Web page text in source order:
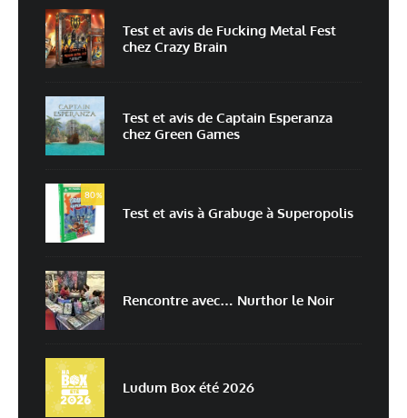
E-mail*
Enregistrer mon nom, mon e-mail et mon site dans le navigateur pour
mon prochain commentaire.
Prévenez-moi de tous les nouveaux commentaires par e-mail.
Prévenez-moi de tous les nouveaux articles par e-mail.
traitées
Test et avis de Fucking Metal Fest
chez Crazy Brain
Test et avis de Captain Esperanza
chez Green Games
80%
Test et avis à Grabuge à Superopolis
Rencontre avec… Nurthor le Noir
Ludum Box été 2026